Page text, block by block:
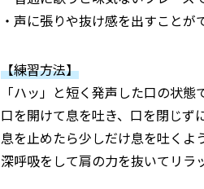
・声に張りや抜け感を出すことが
【練習方法】
「ハッ」と短く発声した口の状
口を開けて息を吐き、口を閉じず
息を止めたら少しだけ息を吐くよ
深呼吸をして肩の力を抜いてリラ